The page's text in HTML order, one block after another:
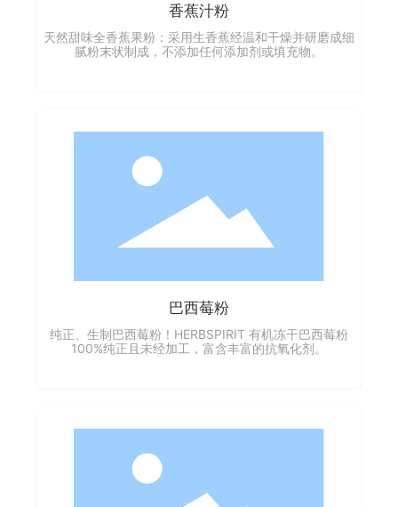
香蕉汁粉
天然甜味全香蕉果粉：采用生香蕉经温和干燥并研磨成细
腻粉末状制成，不添加任何添加剂或填充物。
巴西莓粉
纯正、生制巴西莓粉！HERBSPIRIT 有机冻干巴西莓粉
100%纯正且未经加工，富含丰富的抗氧化剂。